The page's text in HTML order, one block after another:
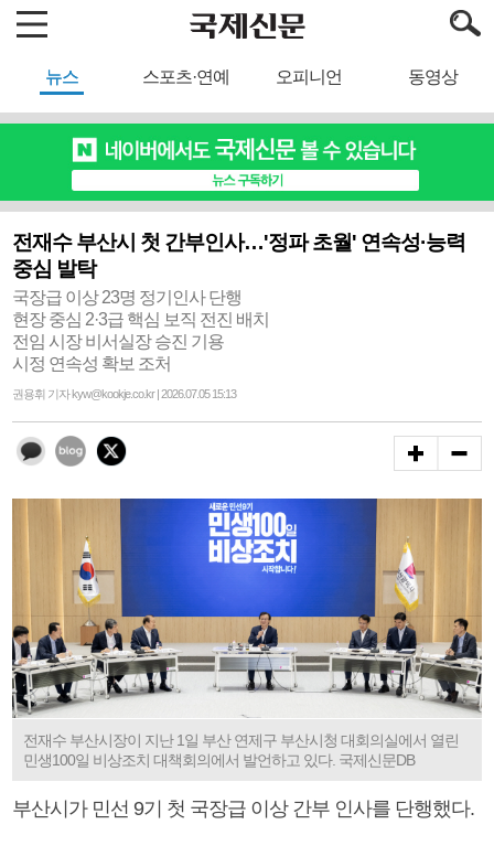
뉴스 스포츠·연예 오피니언 동영상
전재수 부산시 첫 간부인사…'정파 초월' 연속성·능력
중심 발탁
국장급 이상 23명 정기인사 단행
현장 중심 2·3급 핵심 보직 전진 배치
전임 시장 비서실장 승진 기용
시정 연속성 확보 조처
권용휘 기자 kyw@kookje.co.kr | 2026.07.05 15:13
전재수 부산시장이 지난 1일 부산 연제구 부산시청 대회의실에서 열린
민생100일 비상조치 대책회의에서 발언하고 있다. 국제신문DB
부산시가 민선 9기 첫 국장급 이상 간부 인사를 단행했다.